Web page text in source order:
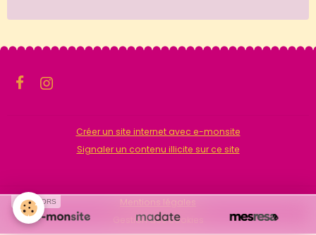
Créer un site internet avec e-monsite
Signaler un contenu illicite sur ce site
Mentions légales
Gestion des cookies
SPONSORS